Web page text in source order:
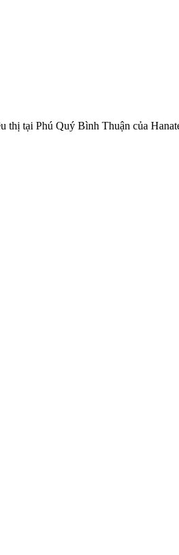
tại Phú Quý Bình Thuận của